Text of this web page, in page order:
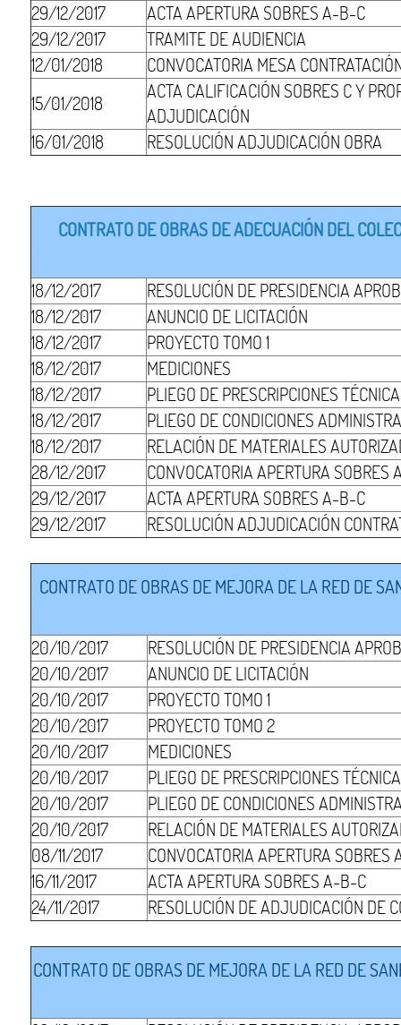
29/12/2017
ACTA APERTURA SOBRES A-B-C
29/12/2017
TRAMITE DE AUDIENCIA
12/01/2018
CONVOCATORIA MESA
15/01/2018
ACTA CALIFICACIÓN SOBRES C Y
ADJUDICACIÓN
16/01/2018
RESOLUCIÓN ADJUDICACIÓN OBRA
CONTRATO DE OBRAS DE ADECUACIÓN DEL
18/12/2017
RESOLUCIÓN DE PRESIDENCIA
18/12/2017
ANUNCIO DE LICITACIÓN
18/12/2017
PROYECTO TOMO 1
18/12/2017
MEDICIONES
18/12/2017
PLIEGO DE PRESCRIPCIONES
18/12/2017
PLIEGO DE CONDICIONES
18/12/2017
RELACIÓN DE MATERIALES
28/12/2017
CONVOCATORIA APERTURA SOBRES
29/12/2017
ACTA APERTURA SOBRES A-B-C
29/12/2017
RESOLUCIÓN ADJUDICACIÓN
CONTRATO DE OBRAS DE MEJORA DE LA RED DE
20/10/2017
RESOLUCIÓN DE PRESIDENCIA
20/10/2017
ANUNCIO DE LICITACIÓN
20/10/2017
PROYECTO TOMO 1
20/10/2017
PROYECTO TOMO 2
20/10/2017
MEDICIONES
20/10/2017
PLIEGO DE PRESCRIPCIONES
20/10/2017
PLIEGO DE CONDICIONES
20/10/2017
RELACIÓN DE MATERIALES
08/11/2017
CONVOCATORIA APERTURA
16/11/2017
ACTA APERTURA SOBRES A-B-C
24/11/2017
RESOLUCIÓN DE ADJUDICACIÓN DE
CONTRATO DE OBRAS DE MEJORA DE LA RED DE